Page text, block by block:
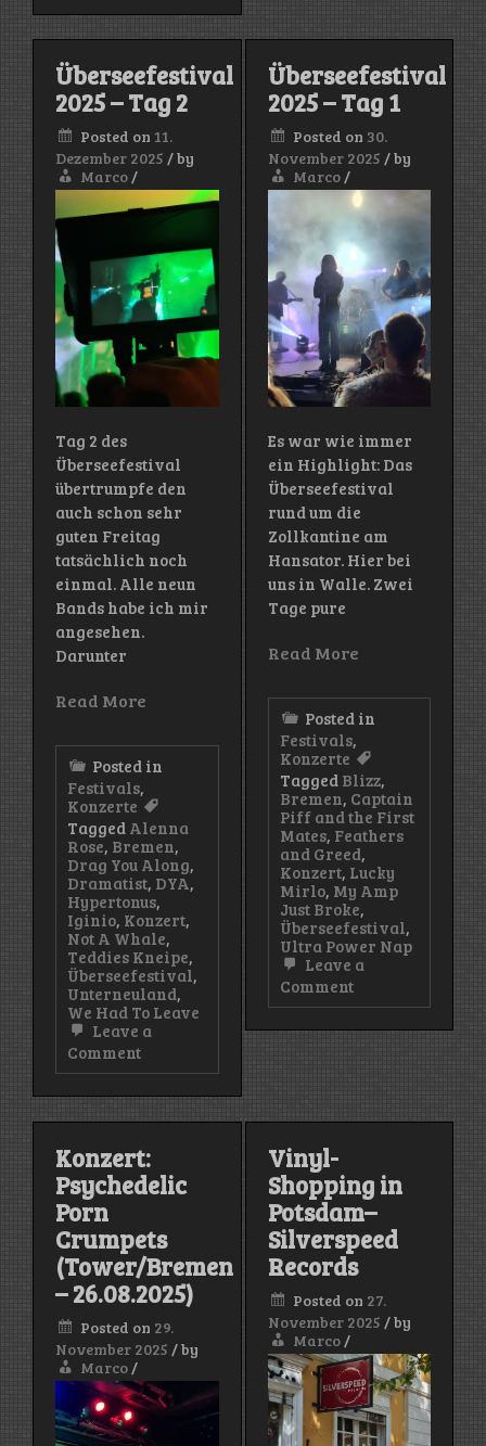
and
the
Jörgi
/
Jens
Finger
(Helga
Kneipe/Bremen
–
20.09.25)
Überseefestival
2025 – Tag 2
Posted on 11.
Dezember 2025 /by
Marco/
Tag 2 des
Überseefestival
übertrumpfe den
auch schon sehr
guten Freitag
tatsächlich noch
einmal. Alle neun
Bands habe ich mir
angesehen.
Darunter
Read More
Posted in
Festivals,
Konzerte
Tagged Alenna
Rose, Bremen,
Drag You Along,
Dramatist, DYA,
Hypertonus,
Iginio, Konzert,
Not A Whale,
Teddies Kneipe,
Überseefestival,
Unterneuland,
We Had To Leave
Leave a
Commenton
Überseefestival
Tag
Überseefestival
2025 – Tag 1
Posted on 30.
November 2025 /by
Marco/
Es war wie immer
ein Highlight: Das
Überseefestival
rund um die
Zollkantine am
Hansator. Hier bei
uns in Walle. Zwei
Tage pure
Read More
Posted in
Festivals,
Konzerte
Tagged Blizz,
Bremen, Captain
Piff and the First
Mates, Feathers
and Greed,
Konzert, Lucky
Mirlo, My Amp
Just Broke,
Überseefestival,
Ultra Power Nap
Leave a
Commenton
Überseefestival
Konzert:
Psychedelic
Porn
Crumpets
(Tower/Bremen
– 26.08.2025)
Posted on 29.
November 2025 /by
Marco/
Vinyl-
Shopping in
Potsdam–
Silverspeed
Records
Posted on 27.
November 2025 /by
Marco/